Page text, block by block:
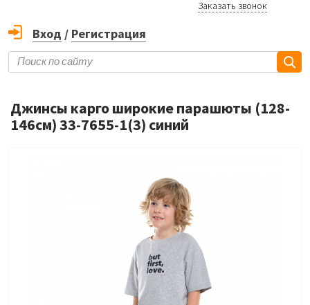
Заказать звонок
Вход / Регистрация
Джинсы карго широкие парашюты (128-
146см) 33-7655-1(3) синий